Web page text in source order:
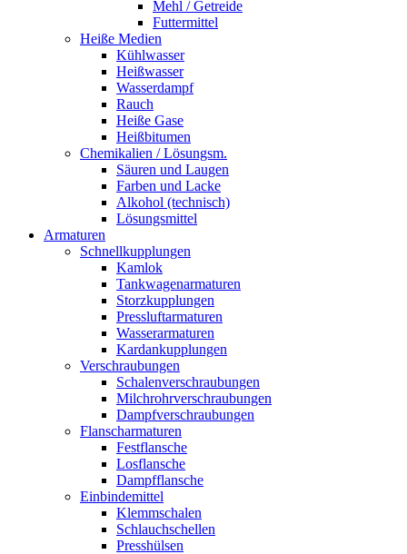
Mehl / Getreide
Futtermittel
Heiße Medien
Kühlwasser
Heißwasser
Wasserdampf
Rauch
Heiße Gase
Heißbitumen
Chemikalien / Lösungsm.
Säuren und Laugen
Farben und Lacke
Alkohol (technisch)
Lösungsmittel
Armaturen
Schnellkupplungen
Kamlok
Tankwagenarmaturen
Storzkupplungen
Pressluftarmaturen
Wasserarmaturen
Kardankupplungen
Verschraubungen
Schalenverschraubungen
Milchrohrverschraubungen
Dampfverschraubungen
Flanscharmaturen
Festflansche
Losflansche
Dampfflansche
Einbindemittel
Klemmschalen
Schlauchschellen
Presshülsen